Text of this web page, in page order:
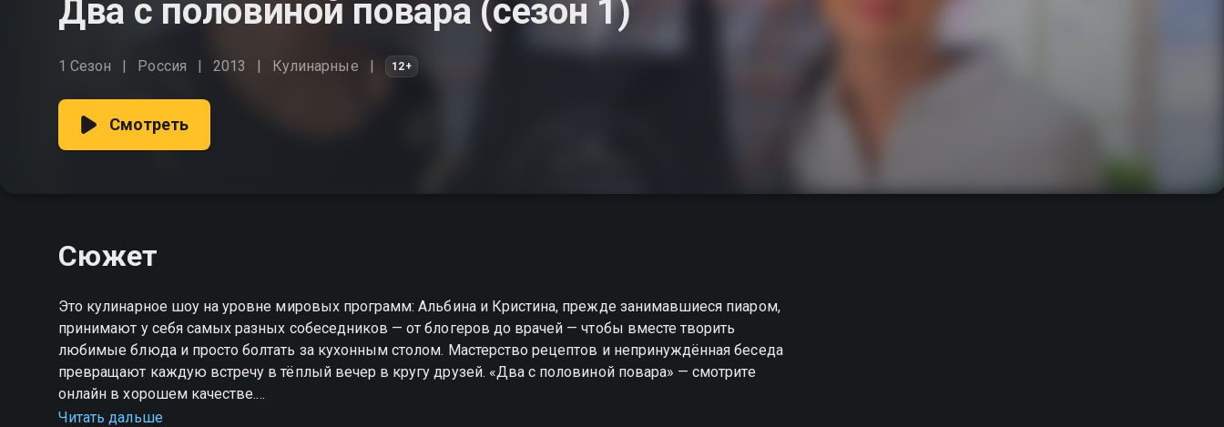
Два с половиной повара (сезон 1)
1 Сезон Россия 2013 Кулинарные 12+
Смотреть
Сюжет
Это кулинарное шоу на уровне мировых программ: Альбина и Кристина, прежде занимавшиеся пиаром,
принимают у себя самых разных собеседников — от блогеров до врачей — чтобы вместе творить
любимые блюда и просто болтать за кухонным столом. Мастерство рецептов и непринуждённая беседа
превращают каждую встречу в тёплый вечер в кругу друзей. «Два с половиной повара» — смотрите
онлайн в хорошем качестве.
Читать дальше